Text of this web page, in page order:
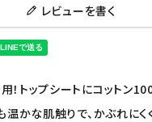
レビューを書く
！トップシートにコットン
温かな肌触りで、かぶれに